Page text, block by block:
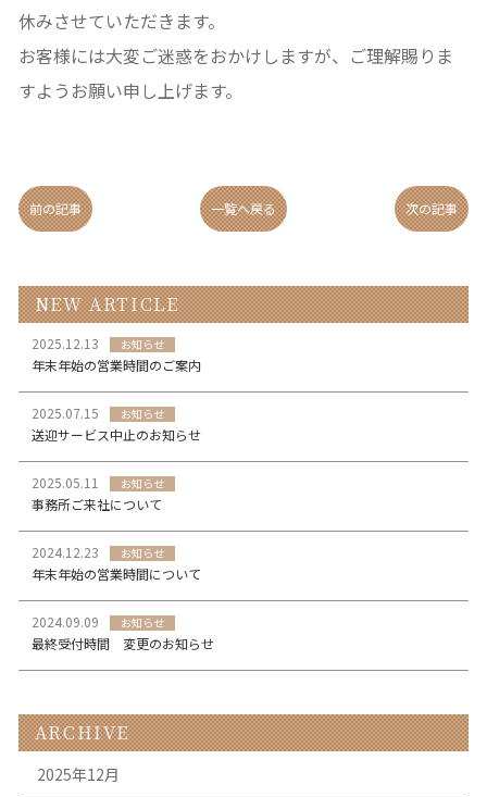
休みさせていただきます。
お客様には大変ご迷惑をおかけしますが、ご理解賜りま
すようお願い申し上げます。
前の記事 一覧へ戻る 次の記事
NEW ARTICLE
2025.12.13 お知らせ
年末年始の営業時間のご案内
2025.07.15 お知らせ
送迎サービス中止のお知らせ
2025.05.11 お知らせ
事務所ご来社について
2024.12.23 お知らせ
年末年始の営業時間について
2024.09.09 お知らせ
最終受付時間 変更のお知らせ
ARCHIVE
2025年12月